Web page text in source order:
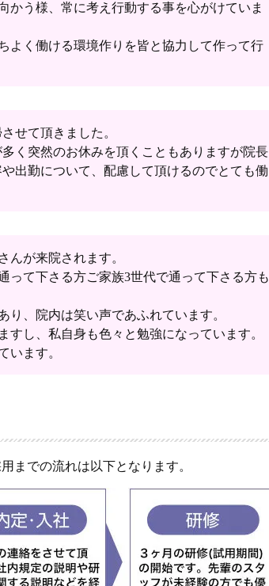
かう様、常に考え行動する事を心がけていま
よく働ける環境作りを皆と協力して作って行
せて頂きました。
く突然のお休みを頂くこともありますが院
出勤について、配慮して頂けるのでとても
んが来院されます。
って下さる方ご家族3世代で通って下さる方も
、院内は笑い声であふれています。
し、私自身も色々と勉強になっています。
います。
までの流れは以下となります。